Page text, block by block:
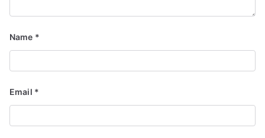
Name *
Email *